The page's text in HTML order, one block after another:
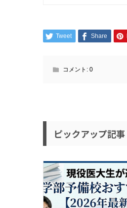
Tweet Share
コメント: 0
ピックアップ記事